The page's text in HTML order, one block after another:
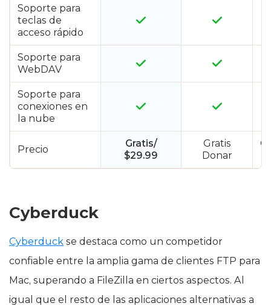
Soporte para
teclas de
acceso rápido
Soporte para
WebDAV
Soporte para
conexiones en
la nube
Precio
Gratis/
$29.99
Gratis
Donar
Cyberduck
Cyberduck se destaca como un competidor
confiable entre la amplia gama de clientes FTP para
Mac, superando a FileZilla en ciertos aspectos. Al
igual que el resto de las aplicaciones alternativas a